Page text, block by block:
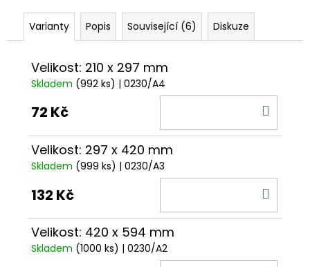
Varianty Popis Související (6) Diskuze
Velikost: 210 x 297 mm
Skladem (992 ks) | 0230/A4
72 Kč
Velikost: 297 x 420 mm
Skladem (999 ks) | 0230/A3
132 Kč
Velikost: 420 x 594 mm
Skladem (1000 ks) | 0230/A2